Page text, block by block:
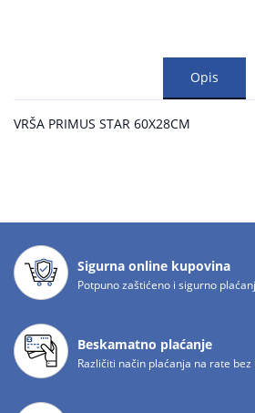
Opis
VRŠA PRIMUS STAR 60X28CM
Sigurna online kupovina
Potpuno zaštićeno i sigurno
Beskamatno plaćanje
Različiti način plaćanja na rate bez